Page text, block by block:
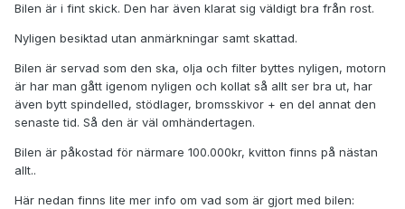
Bilen är i fint skick. Den har även klarat sig väldigt bra från rost.
Nyligen besiktad utan anmärkningar samt skattad.
Bilen är servad som den ska, olja och filter byttes nyligen, motorn
är har man gått igenom nyligen och kollat så allt ser bra ut, har
även bytt spindelled, stödlager, bromsskivor + en del annat den
senaste tid. Så den är väl omhändertagen.
Bilen är påkostad för närmare 100.000kr, kvitton finns på nästan
allt..
Här nedan finns lite mer info om vad som är gjort med bilen: